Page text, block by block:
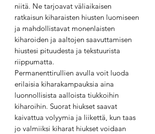
niitä. Ne tarjoavat väliaikaisen
ratkaisun kiharaisten hiusten luomiseen
ja mahdollistavat monenlaisten
kiharoiden ja aaltojen saavuttamisen
hiustesi pituudesta ja tekstuurista
riippumatta.
Permanenttirullien avulla voit luoda
erilaisia kiharakampauksia aina
luonnollisista aalloista tiukkoihin
kiharoihin. Suorat hiukset saavat
kaivattua volyymia ja liikettä, kun taas
jo valmiiksi kiharat hiukset voidaan